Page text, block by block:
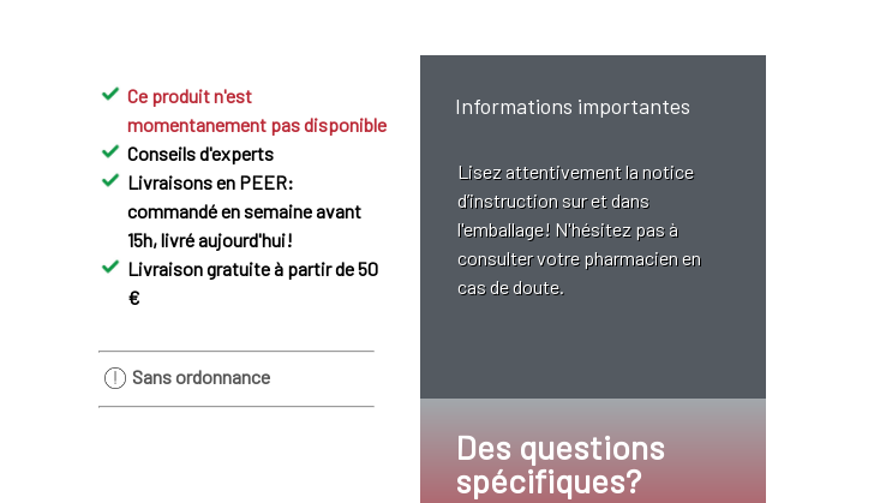
Ce produit n'est
momentanement pas disponible
Conseils d'experts
Livraisons en PEER:
commandé en semaine avant
15h, livré aujourd'hui!
Livraison gratuite à partir de 50
€
Sans ordonnance
Informations importantes
Lisez attentivement la notice
d’instruction sur et dans
l'emballage! N'hésitez pas à
consulter votre pharmacien en
cas de doute.
Des questions
spécifiques?